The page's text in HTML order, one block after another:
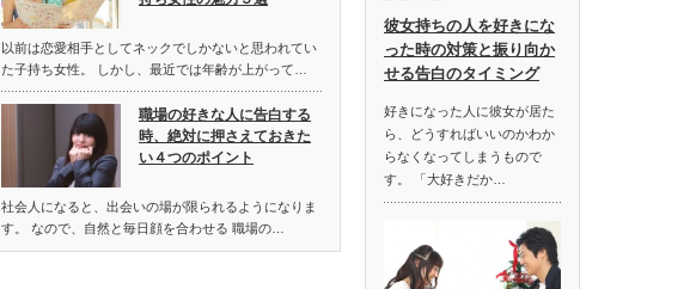
以前は恋愛相手としてネックでしかないと思われてい
た子持ち女性。 しかし、最近では年齢が上がって…
職場の好きな人に告白する
時、絶対に押さえておきた
い４つのポイント
社会人になると、出会いの場が限られるようになりま
す。 なので、自然と毎日顔を合わせる 職場の…
彼女持ちの人を好きにな
った時の対策と振り向か
せる告白のタイミング
好きになった人に彼女が居た
ら、どうすればいいのかわか
らなくなってしまうもので
す。 「大好きだか…